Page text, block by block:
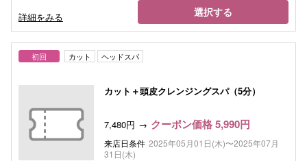
詳細をみる 選択する
初回 カット ヘッドスパ
カット＋頭皮クレンジングスパ（5分）
7,480円 クーポン価格 5,990円
来店日条件 2025年05月01日(木)〜2025年07月
31日(木)